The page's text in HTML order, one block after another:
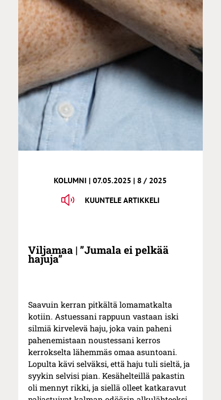
KOLUMNI | 07.05.2025 | 8 / 2025
KUUNTELE ARTIKKELI
Viljamaa | ”Jumala ei pelkää
hajuja”
Saavuin kerran pitkältä lomamatkalta
kotiin. Astuessani rappuun vastaan iski
silmiä kirvelevä haju, joka vain paheni
pahenemistaan noustessani kerros
kerrokselta lähemmäs omaa asuntoani.
Lopulta kävi selväksi, että haju tuli sieltä, ja
syykin selvisi pian. Kesähelteillä pakastin
oli mennyt rikki, ja siellä olleet katkaravut